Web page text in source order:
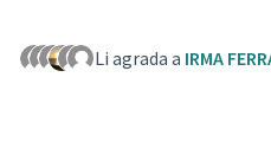
Li agrada a IRMA